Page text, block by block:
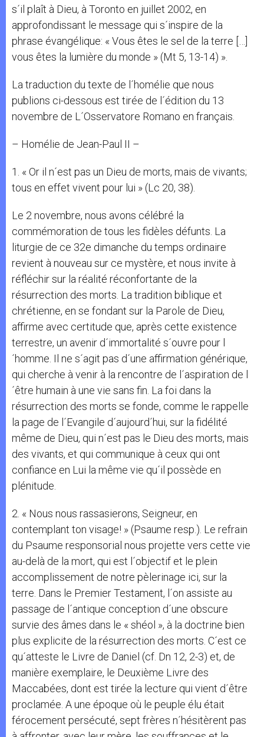
s´il plaît à Dieu, à Toronto en juillet 2002, en
approfondissant le message qui s´inspire de la
phrase évangélique: « Vous êtes le sel de la terre […]
vous êtes la lumière du monde » (Mt 5, 13-14) ».
La traduction du texte de l´homélie que nous
publions ci-dessous est tirée de l´édition du 13
novembre de L´Osservatore Romano en français.
– Homélie de Jean-Paul II –
1. « Or il n´est pas un Dieu de morts, mais de vivants;
tous en effet vivent pour lui » (Lc 20, 38).
Le 2 novembre, nous avons célébré la
commémoration de tous les fidèles défunts. La
liturgie de ce 32e dimanche du temps ordinaire
revient à nouveau sur ce mystère, et nous invite à
réfléchir sur la réalité réconfortante de la
résurrection des morts. La tradition biblique et
chrétienne, en se fondant sur la Parole de Dieu,
affirme avec certitude que, après cette existence
terrestre, un avenir d´immortalité s´ouvre pour l
´homme. Il ne s´agit pas d´une affirmation générique,
qui cherche à venir à la rencontre de l´aspiration de l
´être humain à une vie sans fin. La foi dans la
résurrection des morts se fonde, comme le rappelle
la page de l´Evangile d´aujourd´hui, sur la fidélité
même de Dieu, qui n´est pas le Dieu des morts, mais
des vivants, et qui communique à ceux qui ont
confiance en Lui la même vie qu´il possède en
plénitude.
2. « Nous nous rassasierons, Seigneur, en
contemplant ton visage! » (Psaume resp.). Le refrain
du Psaume responsorial nous projette vers cette vie
au-delà de la mort, qui est l´objectif et le plein
accomplissement de notre pèlerinage ici, sur la
terre. Dans le Premier Testament, l´on assiste au
passage de l´antique conception d´une obscure
survie des âmes dans le « shéol », à la doctrine bien
plus explicite de la résurrection des morts. C´est ce
qu´atteste le Livre de Daniel (cf. Dn 12, 2-3) et, de
manière exemplaire, le Deuxième Livre des
Maccabées, dont est tirée la lecture qui vient d´être
proclamée. A une époque où le peuple élu était
férocement persécuté, sept frères n´hésitèrent pas